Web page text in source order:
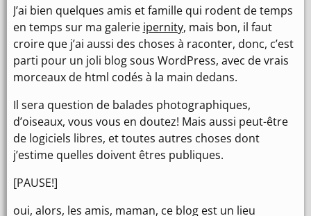
J’ai bien quelques amis et famille qui rodent de temps
en temps sur ma galerie ipernity, mais bon, il faut
croire que j’ai aussi des choses à raconter, donc, c’est
parti pour un joli blog sous WordPress, avec de vrais
morceaux de html codés à la main dedans.
Il sera question de balades photographiques,
d’oiseaux, vous vous en doutez! Mais aussi peut-être
de logiciels libres, et toutes autres choses dont
j’estime quelles doivent êtres publiques.
[PAUSE!]
oui, alors, les amis, maman, ce blog est un lieu